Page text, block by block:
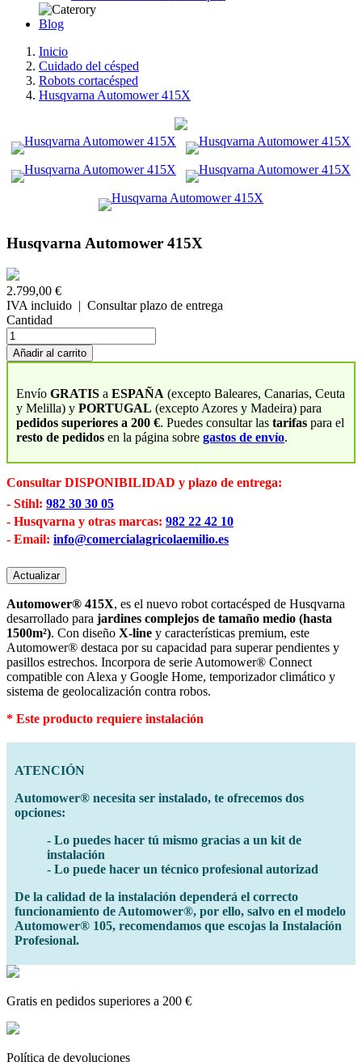
Blog
Inicio
Cuidado del césped
Robots cortacésped
Husqvarna Automower 415X
Husqvarna Automower 415X
2.799,00 €
IVA incluido | Consultar plazo de entrega
Cantidad
Añadir al carrito
Envío GRATIS a ESPAÑA (excepto Baleares, Canarias, Ceuta
y Melilla) y PORTUGAL (excepto Azores y Madeira) para
pedidos superiores a 200 €. Puedes consultar las tarifas para el
resto de pedidos en la página sobre gastos de envío.
Consultar DISPONIBILIDAD y plazo de entrega:
- Stihl: 982 30 30 05
- Husqvarna y otras marcas: 982 22 42 10
- Email: info@comercialagricolaemilio.es
Automower® 415X, es el nuevo robot cortacésped de Husqvarna
desarrollado para jardines complejos de tamaño medio (hasta
1500m²). Con diseño X-line y características premium, este
Automower® destaca por su capacidad para superar pendientes y
pasillos estrechos. Incorpora de serie Automower® Connect
compatible con Alexa y Google Home, temporizador climático y
sistema de geolocalización contra robos.
* Este producto requiere instalación
ATENCIÓN
Automower® necesita ser instalado, te ofrecemos dos
opciones:
- Lo puedes hacer tú mismo gracias a un kit de
instalación
- Lo puede hacer un técnico profesional autorizad
De la calidad de la instalación dependerá el correcto
funcionamiento de Automower®, por ello, salvo en el modelo
Automower® 105, recomendamos que escojas la Instalación
Profesional.
Gratis en pedidos superiores a 200 €
Política de devoluciones